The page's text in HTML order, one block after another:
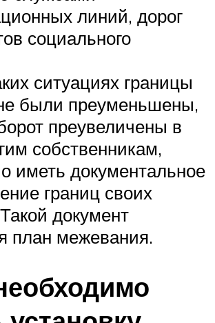
линий, дорог
социального
ситуациях границы
были преуменьшены,
преувеличены в
собственникам,
иметь документальное
границ своих
документ
план межевания.